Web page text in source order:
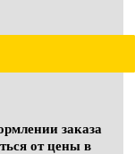
заказа
от цены в